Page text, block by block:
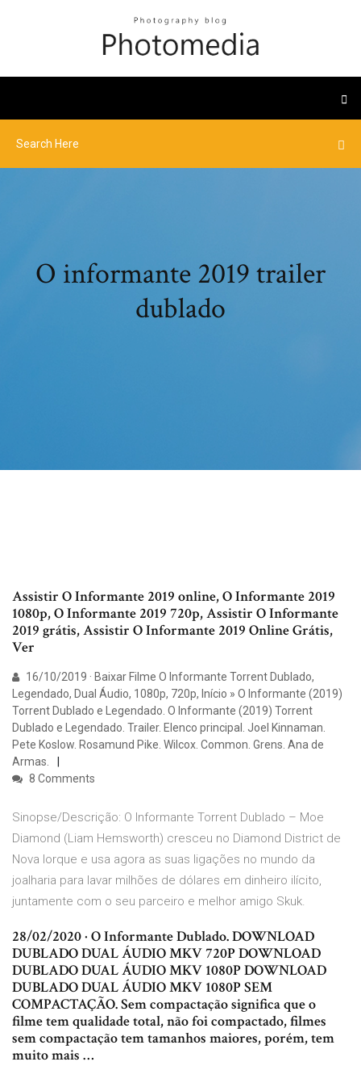
O informante 2019 trailer
dublado
Assistir O Informante 2019 online, O Informante 2019
1080p, O Informante 2019 720p, Assistir O Informante
2019 grátis, Assistir O Informante 2019 Online Grátis,
Ver
16/10/2019 · Baixar Filme O Informante Torrent Dublado,
Legendado, Dual Áudio, 1080p, 720p, Início » O Informante (2019)
Torrent Dublado e Legendado. O Informante (2019) Torrent
Dublado e Legendado. Trailer. Elenco principal. Joel Kinnaman.
Pete Koslow. Rosamund Pike. Wilcox. Common. Grens. Ana de
Armas.
8 Comments
Sinopse/Descrição: O Informante Torrent Dublado – Moe
Diamond (Liam Hemsworth) cresceu no Diamond District de
Nova Iorque e usa agora as suas ligações no mundo da
joalharia para lavar milhões de dólares em dinheiro ilícito,
juntamente com o seu parceiro e melhor amigo Skuk.
28/02/2020 · O Informante Dublado. DOWNLOAD
DUBLADO DUAL ÁUDIO MKV 720P DOWNLOAD
DUBLADO DUAL ÁUDIO MKV 1080P DOWNLOAD
DUBLADO DUAL ÁUDIO MKV 1080P SEM
COMPACTAÇÃO. Sem compactação significa que o
filme tem qualidade total, não foi compactado, filmes
sem compactação tem tamanhos maiores, porém, tem
muito mais …